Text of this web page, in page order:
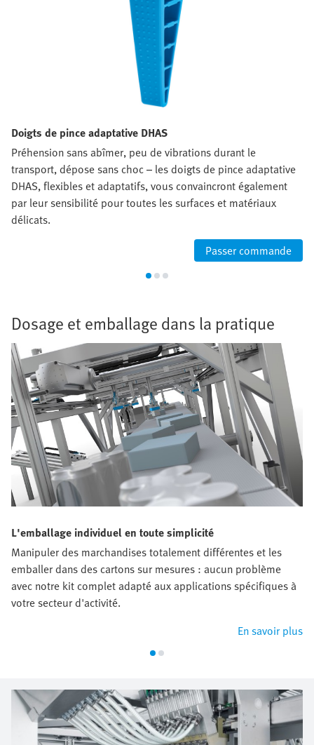
Doigts de pince adaptative DHAS
Préhension sans abîmer, peu de vibrations durant le
transport, dépose sans choc – les doigts de pince adaptative
DHAS, flexibles et adaptatifs, vous convaincront également
par leur sensibilité pour toutes les surfaces et matériaux
délicats.
Passer commande
Dosage et emballage dans la pratique
L'emballage individuel en toute simplicité
Manipuler des marchandises totalement différentes et les
emballer dans des cartons sur mesures : aucun problème
avec notre kit complet adapté aux applications spécifiques à
votre secteur d'activité.
En savoir plus